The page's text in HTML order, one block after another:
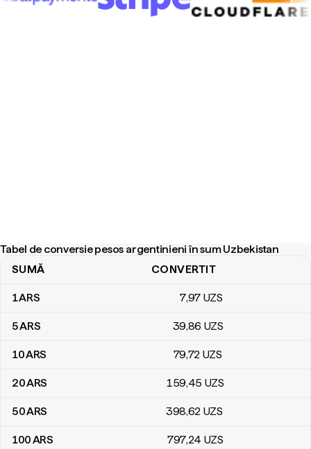
Tabel de conversie pesos argentinieni în sum Uzbekistan
Tabel de conversie pesos argentinieni în sum Uzbekistan
SUMĂ CONVERTIT
1ARS 7,97 UZS
5ARS 39,86 UZS
10ARS 79,72 UZS
20ARS 159,45 UZS
50ARS 398,62 UZS
100ARS 797,24 UZS